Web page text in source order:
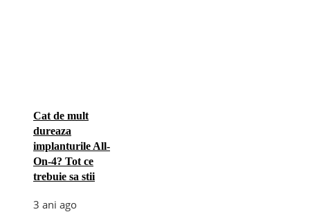
Cat de mult
dureaza
implanturile All-
On-4? Tot ce
trebuie sa stii
3 ani ago